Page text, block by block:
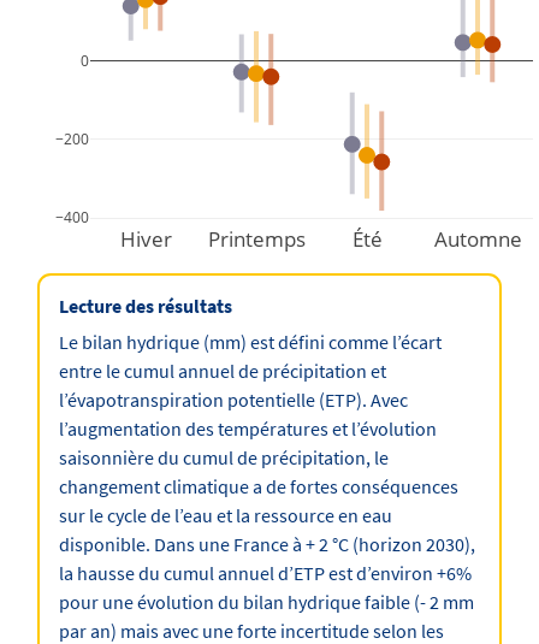
Hiver Printemps Été Automne
−400
−200
0
Lecture des résultats
Le bilan hydrique (mm) est défini comme l’écart
entre le cumul annuel de précipitation et
l’évapotranspiration potentielle (ETP). Avec
l’augmentation des températures et l’évolution
saisonnière du cumul de précipitation, le
changement climatique a de fortes conséquences
sur le cycle de l’eau et la ressource en eau
disponible. Dans une France à + 2 °C (horizon 2030),
la hausse du cumul annuel d’ETP est d’environ +6%
pour une évolution du bilan hydrique faible (- 2 mm
par an) mais avec une forte incertitude selon les